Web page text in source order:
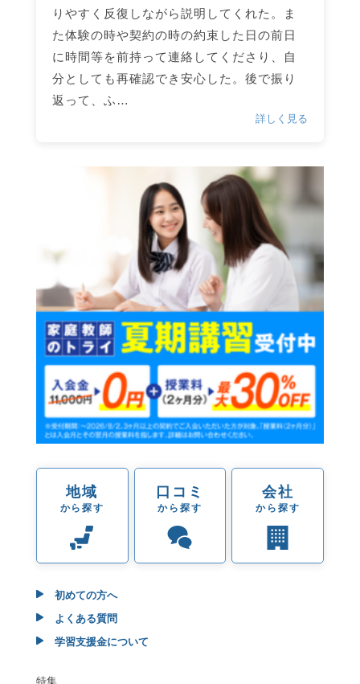
りやすく反復しながら説明してくれた。ま
た体験の時や契約の時の約束した日の前日
に時間等を前持って連絡してくださり、自
分としても再確認でき安心した。後で振り
返って、ふ…
詳しく見る
地域
から探す
口コミ
から探す
会社
から探す
初めての方へ
よくある質問
学習支援金について
特集